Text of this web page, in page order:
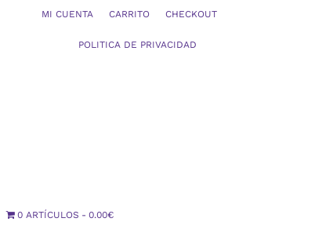
MI CUENTA CARRITO CHECKOUT
POLITICA DE PRIVACIDAD
0 ARTÍCULOS 0.00€